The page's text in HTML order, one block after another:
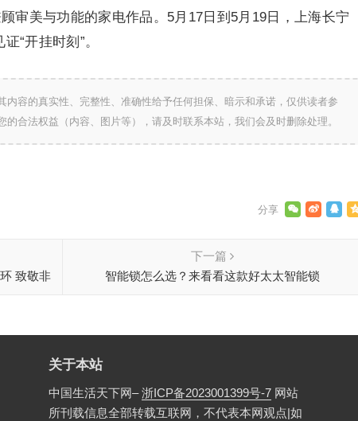
审美与功能的家电作品。5月17日到5月19日，上海长宁
“开挂时刻”。
容的真实性、完整性、准确性给予任何担保、暗示和承诺，仅供读者参
合法权益（内容、图片等），请及时联系本站，我们会及时删除处理。
致敬非
下一篇
智能锁怎么选？来看看这款好太太智能锁
关于本站
中国生活天下网–浙ICP备2023001399号-7 网站
所刊载信息全部转载互联网，不代表本网观点|如